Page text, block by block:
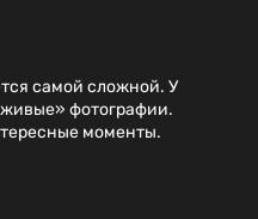
самой сложной. У
фотографии.
моменты.